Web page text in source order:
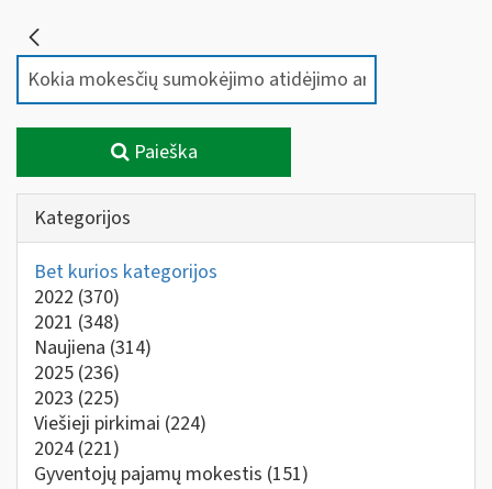
Paieška
Kategorijos
Bet kurios kategorijos
2022 (370)
2021 (348)
Naujiena (314)
2025 (236)
2023 (225)
Viešieji pirkimai (224)
2024 (221)
Gyventojų pajamų mokestis (151)